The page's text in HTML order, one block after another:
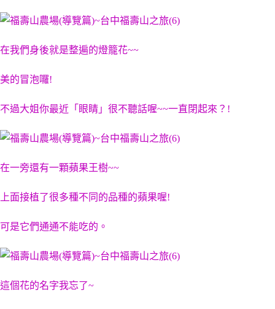
在我們身後就是整遍的燈籠花~~
美的冒泡囉!
不過大姐你最近「眼睛」很不聽話喔~~一直閉起來？!
在一旁還有一顆蘋果王樹~~
上面接植了很多種不同的品種的蘋果喔!
可是它們通通不能吃的。
這個花的名字我忘了~